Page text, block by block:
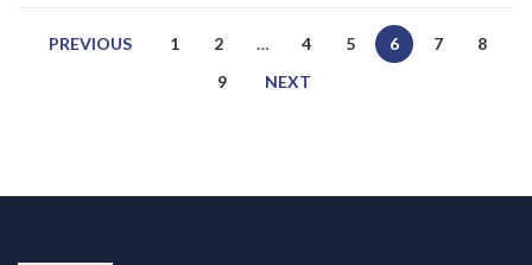
PREVIOUS 1 2 … 4 5 6 7
8
9
NEXT